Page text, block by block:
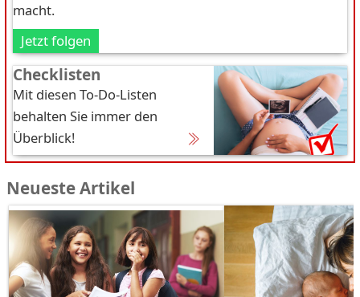
macht.
Jetzt folgen
Checklisten
Mit diesen To-Do-Listen
behalten Sie immer den
Überblick!
Neueste Artikel